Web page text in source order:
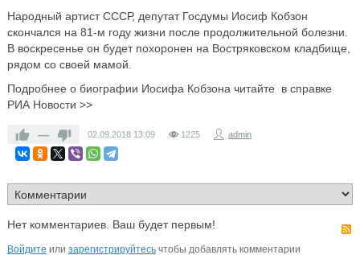
Народный артист СССР, депутат Госдумы Иосиф Кобзон
скончался на 81-м году жизни после продолжительной болезни.
В воскресенье он будет похоронен на Востряковском кладбище,
рядом со своей мамой.
Подробнее о биографии Иосифа Кобзона читайте в справке
РИА Новости >>
— 02.09.2018 13:09 1225 admin
Нет комментариев. Ваш будет первым!
Войдите или зарегистрируйтесьчтобы добавлять комментарии